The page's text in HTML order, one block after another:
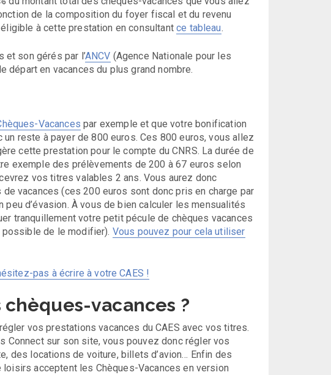
de la composition du foyer fiscal et du revenu
à cette prestation en consultantce tableau.
et son gérés par l’ANCV (Agence Nationale pour les
en vacances du plus grand nombre.
Vacances par exemple et que votre bonification
reste à payer de 800 euros. Ces 800 euros, vous allez
cette prestation pour le compte du CNRS. La durée de
exemple des prélèvements de 200 à 67 euros selon
vos titres valables 2 ans. Vous aurez donc
vacances (ces 200 euros sont donc pris en charge par
peu d’évasion. À vous de bien calculer les mensualités
tranquillement votre petit pécule de chèques vacances
de le modifier). Vous pouvez pour cela utiliser
pas à écrire à votre CAES !
vacances ?
vos prestations vacances du CAES avec vos titres.
Connect sur son site, vous pouvez donc régler vos
des locations de voiture, billets d’avion… Enfin des
acceptent les Chèques-Vacances en version